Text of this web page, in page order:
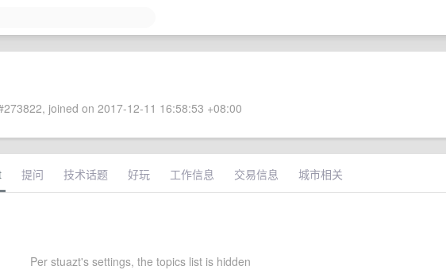
joined on 2017-12-11 16:58:53 +08:00
提问 技术话题 好玩 工作信息 交易信息 城市相关
Per stuazt's settings, the topics list is hidden